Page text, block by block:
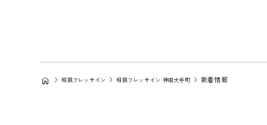
相鉄フレッサイン 相鉄フレッサイン 神田大手町 新着情報